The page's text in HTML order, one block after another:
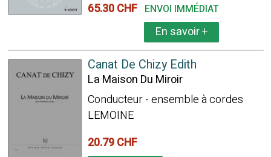
65.30 CHF ENVOI IMMÉDIAT
En savoir+
Canat De Chizy Edith
La Maison Du Miroir
Conducteur - ensemble à cordes
LEMOINE
20.79 CHF